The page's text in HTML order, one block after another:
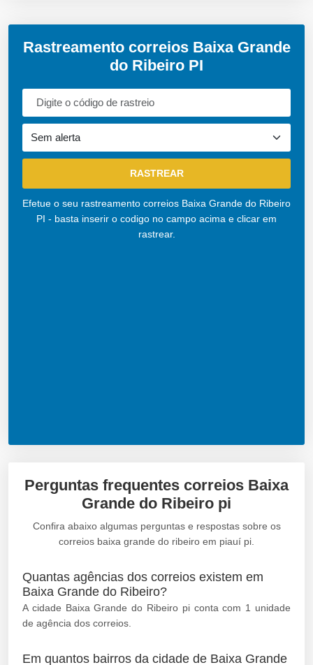
Rastreamento correios Baixa Grande
do Ribeiro PI
Efetue o seu rastreamento correios Baixa Grande do Ribeiro
PI - basta inserir o codigo no campo acima e clicar em
rastrear.
Perguntas frequentes correios Baixa
Grande do Ribeiro pi
Confira abaixo algumas perguntas e respostas sobre os
correios baixa grande do ribeiro em piauí pi.
Quantas agências dos correios existem em
Baixa Grande do Ribeiro?
A cidade Baixa Grande do Ribeiro pi conta com 1 unidade
de agência dos correios.
Em quantos bairros da cidade de Baixa Grande